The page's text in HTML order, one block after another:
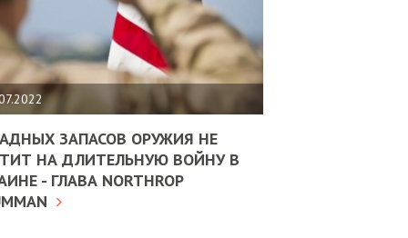
ЗАПАСОВ ОРУЖИЯ НЕ
НА ДЛИТЕЛЬНУЮ ВОЙНУ В
- ГЛАВА NORTHROP
10.02.2025